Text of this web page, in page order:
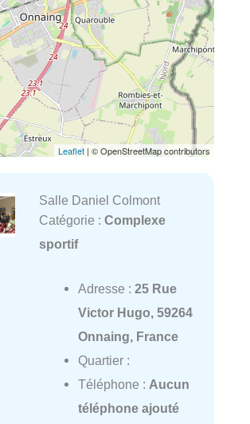
Leaflet | © OpenStreetMap contributors
Salle Daniel Colmont
Catégorie : Complexe
sportif
Adresse : 25 Rue
Victor Hugo, 59264
Onnaing, France
Quartier :
Téléphone : Aucun
téléphone ajouté